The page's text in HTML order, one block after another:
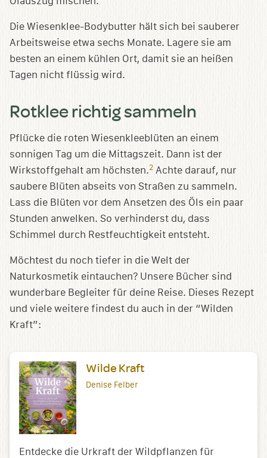
Die Wiesenklee-Bodybutter hält sich bei sauberer
Arbeitsweise etwa sechs Monate. Lagere sie am
besten an einem kühlen Ort, damit sie an heißen
Tagen nicht flüssig wird.
Rotklee richtig sammeln
Pflücke die roten Wiesenkleeblüten an einem
sonnigen Tag um die Mittagszeit. Dann ist der
Wirkstoffgehalt am höchsten.2 Achte darauf, nur
saubere Blüten abseits von Straßen zu sammeln.
Lass die Blüten vor dem Ansetzen des Öls ein paar
Stunden anwelken. So verhinderst du, dass
Schimmel durch Restfeuchtigkeit entsteht.
Möchtest du noch tiefer in die Welt der
Naturkosmetik eintauchen? Unsere Bücher sind
wunderbare Begleiter für deine Reise. Dieses Rezept
und viele weitere findest du auch in der “Wilden
Kraft”:
Wilde Kraft
Denise Felber
Entdecke die Urkraft der Wildpflanzen für